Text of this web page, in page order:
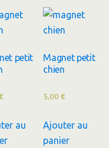
petit
au
Magnet petit
chien
5,00€
Ajouter au
panier